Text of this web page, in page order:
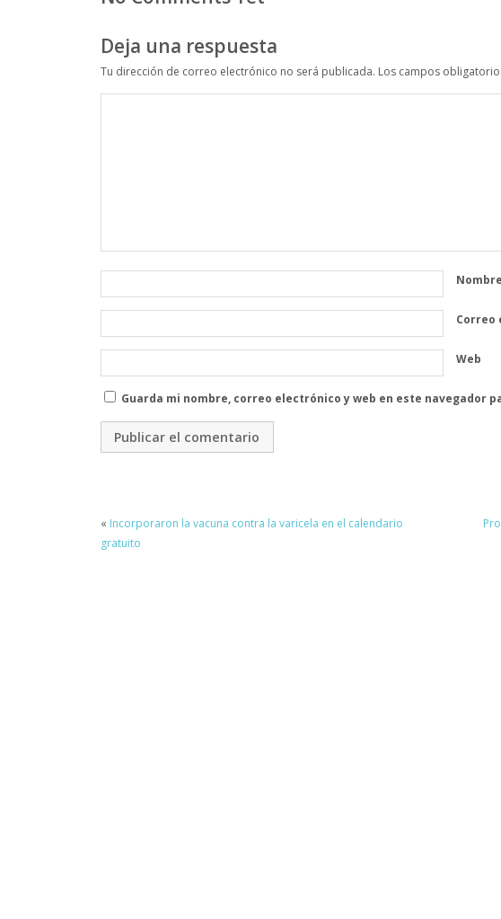
Deja una respuesta
Tu dirección de correo electrónico no será publicada. Los campos
Nombre
Correo
Web
Guarda mi nombre, correo electrónico y web en este navegador
« Incorporaron la vacuna contra la varicela en el calendario
gratuito